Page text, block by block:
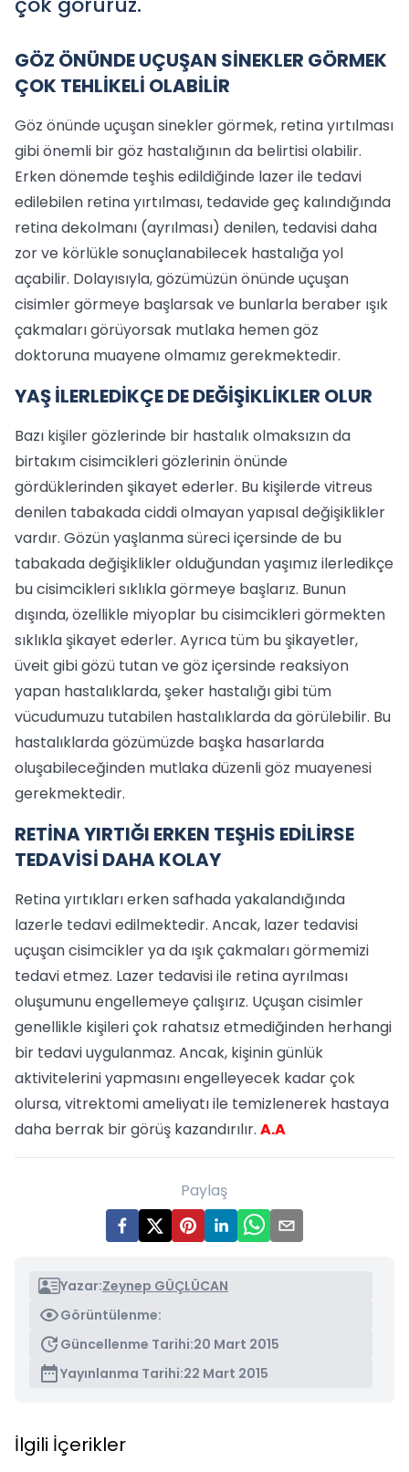
GÖZ ÖNÜNDE UÇUŞAN SİNEKLER GÖRMEK
ÇOK TEHLİKELİ OLABİLİR
Göz önünde uçuşan sinekler görmek, retina yırtılması
gibi önemli bir göz hastalığının da belirtisi olabilir.
Erken dönemde teşhis edildiğinde lazer ile tedavi
edilebilen retina yırtılması, tedavide geç kalındığında
retina dekolmanı (ayrılması) denilen, tedavisi daha
zor ve körlükle sonuçlanabilecek hastalığa yol
açabilir. Dolayısıyla, gözümüzün önünde uçuşan
cisimler görmeye başlarsak ve bunlarla beraber ışık
çakmaları görüyorsak mutlaka hemen göz
doktoruna muayene olmamız gerekmektedir.
YAŞ İLERLEDİKÇE DE DEĞİŞİKLİKLER OLUR
Bazı kişiler gözlerinde bir hastalık olmaksızın da
birtakım cisimcikleri gözlerinin önünde
gördüklerinden şikayet ederler. Bu kişilerde vitreus
denilen tabakada ciddi olmayan yapısal değişiklikler
vardır. Gözün yaşlanma süreci içersinde de bu
tabakada değişiklikler olduğundan yaşımız ilerledikçe
bu cisimcikleri sıklıkla görmeye başlarız. Bunun
dışında, özellikle miyoplar bu cisimcikleri görmekten
sıklıkla şikayet ederler. Ayrıca tüm bu şikayetler,
üveit gibi gözü tutan ve göz içersinde reaksiyon
yapan hastalıklarda, şeker hastalığı gibi tüm
vücudumuzu tutabilen hastalıklarda da görülebilir. Bu
hastalıklarda gözümüzde başka hasarlarda
oluşabileceğinden mutlaka düzenli göz muayenesi
gerekmektedir.
RETİNA YIRTIĞI ERKEN TEŞHİS EDİLİRSE
TEDAVİSİ DAHA KOLAY
Retina yırtıkları erken safhada yakalandığında
lazerle tedavi edilmektedir. Ancak, lazer tedavisi
uçuşan cisimcikler ya da ışık çakmaları görmemizi
tedavi etmez. Lazer tedavisi ile retina ayrılması
oluşumunu engellemeye çalışırız. Uçuşan cisimler
genellikle kişileri çok rahatsız etmediğinden herhangi
bir tedavi uygulanmaz. Ancak, kişinin günlük
aktivitelerini yapmasını engelleyecek kadar çok
olursa, vitrektomi ameliyatı ile temizlenerek hastaya
daha berrak bir görüş kazandırılır. A.A
Paylaş
Yazar:Zeynep GÜÇLÜCAN
Görüntülenme:
Güncellenme Tarihi:20 Mart 2015
Yayınlanma Tarihi:22 Mart 2015
İlgili İçerikler